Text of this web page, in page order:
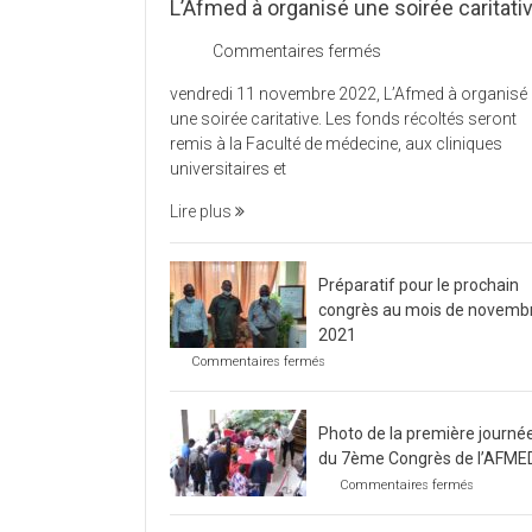
L’Afmed à organisé une soirée
Commentaires fermés
à
organisé
une
vendredi 11 novembre 2022, L’Afmed à organisé
une soirée caritative. Les fonds récoltés seront
remis à la Faculté de médecine, aux cliniques
universitaires et
Lire plus
Préparatif pour le prochain
congrès au mois de
2021
Commentaires fermés
prochain
congrès
mois
de
Photo de la première
du 7ème Congrès de
Commentaires fermés